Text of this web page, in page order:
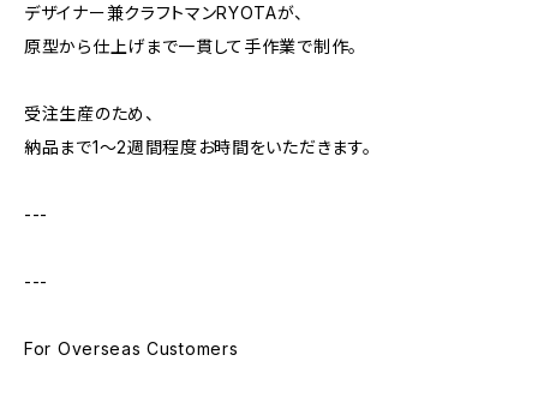
デザイナー兼クラフトマンRYOTAが、
原型から仕上げまで一貫して手作業で制作。
受注生産のため、
納品まで1〜2週間程度お時間をいただきます。
---
---
For Overseas Customers